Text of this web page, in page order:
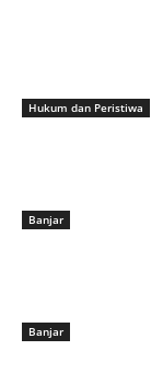
Hukum dan Peristiwa
Banjar
Banjar